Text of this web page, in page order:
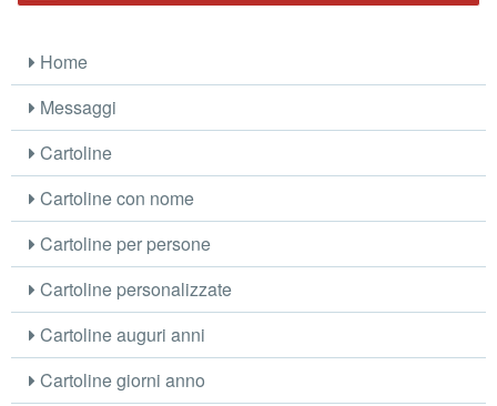
Home
Messaggi
Cartoline
Cartoline con nome
Cartoline per persone
Cartoline personalizzate
Cartoline auguri anni
Cartoline giorni anno